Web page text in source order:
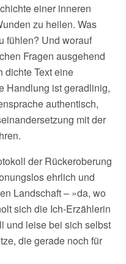
einer inneren
zu heilen. Was
fühlen? Und worauf
Fragen ausgehend
dichte Text eine
Handlung ist geradlinig,
authentisch,
mit der
der Rückeroberung
ehrlich und
Landschaft – »da, wo
sich die Ich-Erzählerin
und leise bei sich selbst
die gerade noch für